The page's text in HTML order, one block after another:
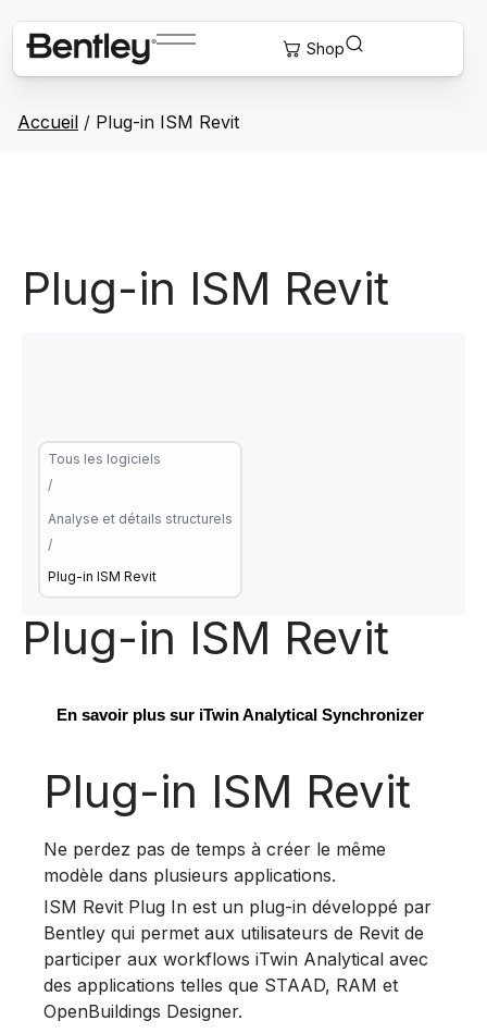
Accueil / Plug-in ISM Revit
Plug-in ISM Revit
Tous les logiciels
/
Analyse et détails structurels
/
Plug-in ISM Revit
Plug-in ISM Revit
En savoir plus sur iTwin Analytical Synchronizer
Plug-in ISM Revit
Ne perdez pas de temps à créer le même
modèle dans plusieurs applications.
ISM Revit Plug In est un plug-in développé par
Bentley qui permet aux utilisateurs de Revit de
participer aux workflows iTwin Analytical avec
des applications telles que STAAD, RAM et
OpenBuildings Designer.